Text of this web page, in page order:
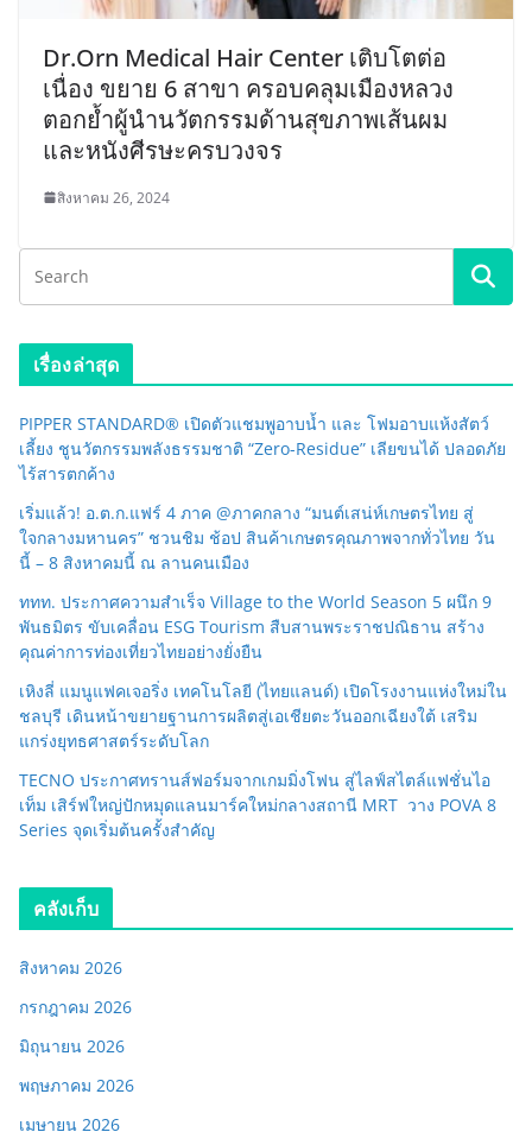
Dr.Orn Medical Hair Center เติบโตต่อ
เนื่อง ขยาย 6 สาขา ครอบคลุมเมืองหลวง
ตอกย้ำผู้นำนวัตกรรมด้านสุขภาพเส้นผม
และหนังศีรษะครบวงจร
สิงหาคม 26, 2024
เรื่องล่าสุด
PIPPER STANDARD® เปิดตัวแชมพูอาบน้ำ และ โฟมอาบแห้งสัตว์
เลี้ยง ชูนวัตกรรมพลังธรรมชาติ “Zero-Residue” เลียขนได้ ปลอดภัย
ไร้สารตกค้าง
เริ่มแล้ว! อ.ต.ก.แฟร์ 4 ภาค @ภาคกลาง “มนต์เสน่ห์เกษตรไทย สู่
ใจกลางมหานคร” ชวนชิม ช้อป สินค้าเกษตรคุณภาพจากทั่วไทย วัน
นี้ – 8 สิงหาคมนี้ ณ ลานคนเมือง
ททท. ประกาศความสำเร็จ Village to the World Season 5 ผนึก 9
พันธมิตร ขับเคลื่อน ESG Tourism สืบสานพระราชปณิธาน สร้าง
คุณค่าการท่องเที่ยวไทยอย่างยั่งยืน
เหิงลี่ แมนูแฟคเจอริ่ง เทคโนโลยี (ไทยแลนด์) เปิดโรงงานแห่งใหม่ใน
ชลบุรี เดินหน้าขยายฐานการผลิตสู่เอเชียตะวันออกเฉียงใต้ เสริม
แกร่งยุทธศาสตร์ระดับโลก
TECNO ประกาศทรานส์ฟอร์มจากเกมมิ่งโฟน สู่ไลฟ์สไตล์แฟชั่นไอ
เท็ม เสิร์ฟใหญ่ปักหมุดแลนมาร์คใหม่กลางสถานี MRT วาง POVA 8
Series จุดเริ่มต้นครั้งสำคัญ
คลังเก็บ
สิงหาคม 2026
กรกฎาคม 2026
มิถุนายน 2026
พฤษภาคม 2026
เมษายน 2026